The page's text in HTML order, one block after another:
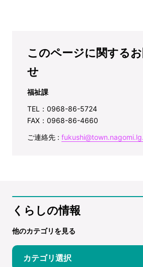
このページに関する
せ
福祉課
TEL：0968-86-5724
FAX：0968-86-4660
ご連絡先 :
くらしの情報
他のカテゴリを見る
カテゴリ選択